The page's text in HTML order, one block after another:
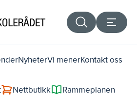
NyheterVi menerKontakt oss
Nettbutikk Rammeplanen